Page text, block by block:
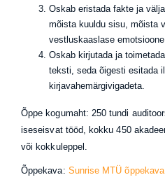
Oskab eristada fakte ja
mõista kuuldu sisu, mõista
vestluskaaslase
Oskab kirjutada ja
teksti, seda õigesti esitada
kirjavahemärgivigadeta.
Õppe kogumaht: 250 tundi
iseseisvat tööd, kokku 450
või kokkuleppel.
Õppekava: Sunrise MTÜ